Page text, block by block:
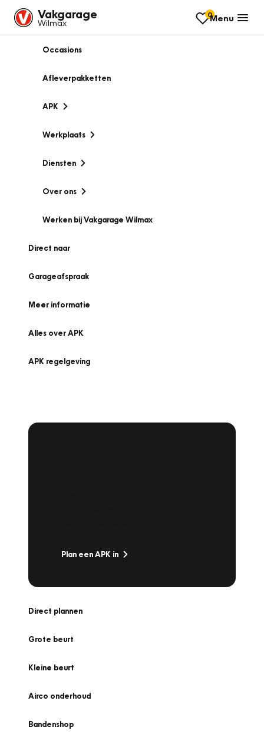
Vakgarage
Wilmax
0Menu
Occasions
Afleverpakketten
APK
Werkplaats
Diensten
Over ons
Werken bij Vakgarage Wilmax
Direct naar
Garageafspraak
Meer informatie
Alles over APK
APK regelgeving
Plan een APK in
Direct plannen
Grote beurt
Kleine beurt
Airco onderhoud
Bandenshop